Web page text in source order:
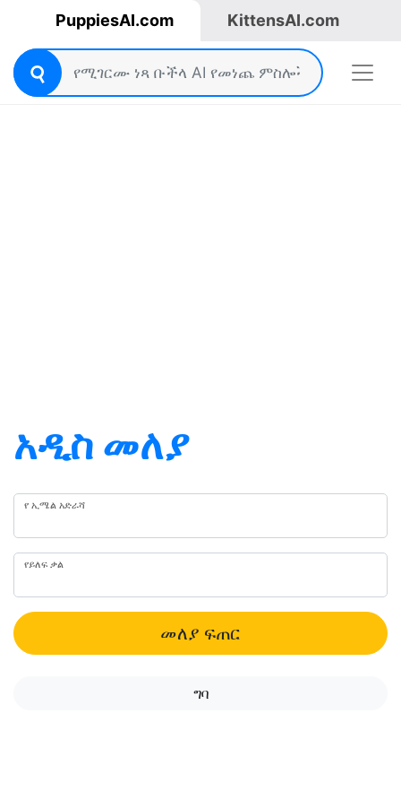
PuppiesAI.com KittensAI.com
አዲስ መለያ
የ ኢሜል አድራሻ
የይለፍ ቃል
መለያ ፍጠር
ግባ